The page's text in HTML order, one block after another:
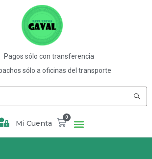
Pagos sólo con transferencia
sólo a oficinas del transporte
Mi Cuenta
0